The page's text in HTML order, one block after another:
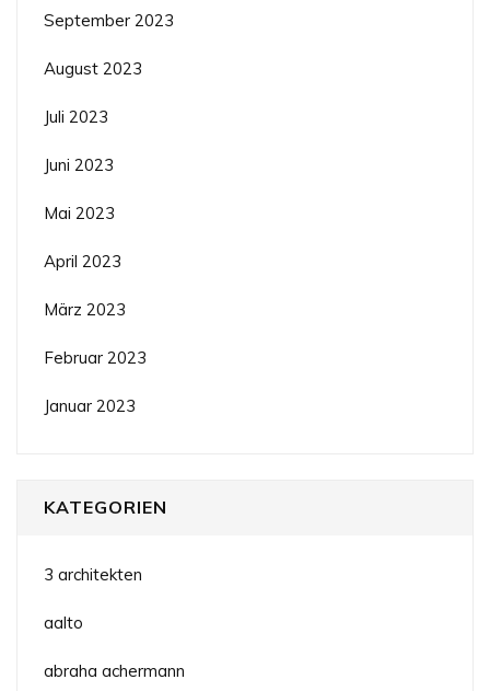
September 2023
August 2023
Juli 2023
Juni 2023
Mai 2023
April 2023
März 2023
Februar 2023
Januar 2023
KATEGORIEN
3 architekten
aalto
abraha achermann